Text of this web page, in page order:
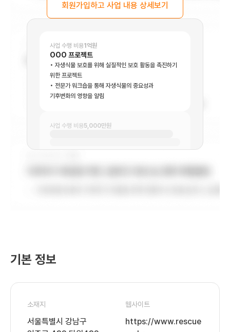
사업 수행 비용1억원
OOO 프로젝트
자생식물 보호를 위해 실질적인 보호 활동을 촉진하기
위한 프로젝트
전문가 워크숍을 통해 자생식물의 중요성과
기후변화의 영향을 알림
사업 수행 비용5,000만원
회원가입하고 사업 내용 상세보기
기본 정보
소재지
서울특별시 강남구
웹사이트
https://www.rescue